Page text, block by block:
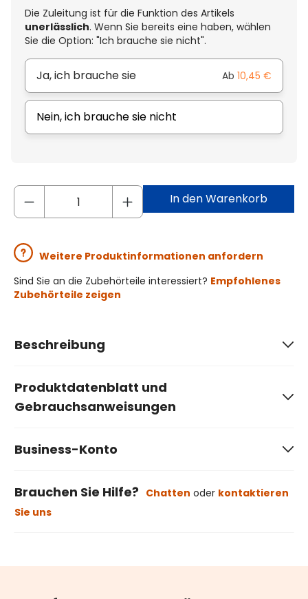
Die Zuleitung ist für die Funktion des Artikels
unerlässlich. Wenn Sie bereits eine haben, wählen
Sie die Option: "Ich brauche sie nicht".
Ja, ich brauche sie Ab 10,45 €
Nein, ich brauche sie nicht
In den Warenkorb
Weitere Produktinformationen anfordern
Sind Sie an die Zubehörteile interessiert? Empfohlenes
Zubehörteile zeigen
Beschreibung
Produktdatenblatt und
Gebrauchsanweisungen
Business-Konto
Brauchen Sie Hilfe? Chatten oder kontaktieren
Sie uns